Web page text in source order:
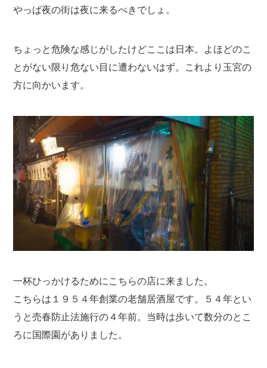
やっぱ夜の街は夜に来るべきでしょ。
ちょっと危険な感じがしたけどここは日本。よほどのこ
とがない限り危ない目に遭わないはず。これより玉宮の
方に向かいます。
一杯ひっかけるためにこちらの店に来ました。
こちらは１９５４年創業の老舗居酒屋です。５４年とい
うと売春防止法施行の４年前。当時は歩いて数分のとこ
ろに国際園がありました。